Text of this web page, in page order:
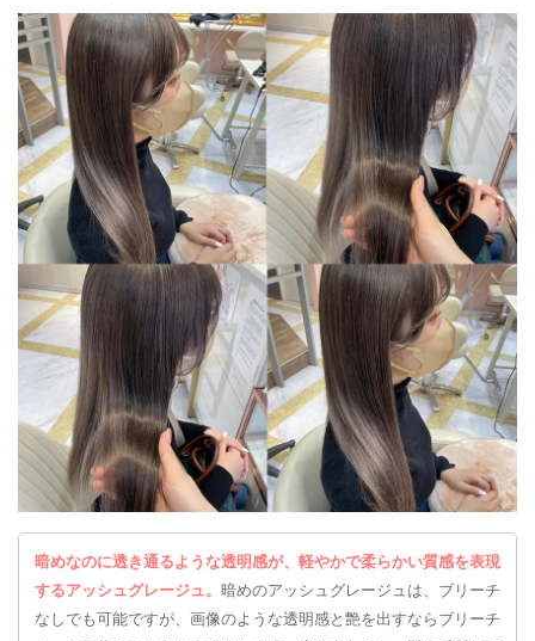
暗めなのに透き通るような透明感が、軽やかで柔らかい質感を表現
するアッシュグレージュ。
暗めのアッシュグレージュは、ブリーチ
なしでも可能ですが、画像のような透明感と艶を出すならブリーチ